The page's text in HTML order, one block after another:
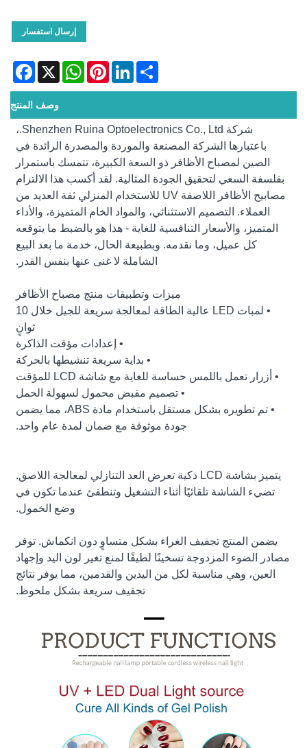
إرسال استفسار
X
WhatsAppPinterestLinkedInShare
وصف المنتج
شركة Shenzhen Ruina Optoelectronics Co., Ltd.،
باعتبارها الشركة المصنعة والموردة والمصدرة الرائدة في
الصين لمصباح الأظافر ذو السعة الكبيرة، تتمسك باستمرار
بفلسفة السعي لتحقيق الجودة المثالية. لقد أكسب هذا الالتزام
مصابيح الأظافر اللاصقة UV للاستخدام المنزلي ثقة العديد من
العملاء. التصميم الاستثنائي، والمواد الخام المتميزة، والأداء
المتميز، والأسعار التنافسية للغاية - هذا هو بالضبط ما يتوقعه
كل عميل، وما نقدمه. وبطبيعة الحال، خدمة ما بعد البيع
الشاملة لا غنى عنها بنفس القدر.
ميزات وتطبيقات منتج مصباح الأظافر
• لمبات LED عالية الطاقة لمعالجة سريعة للجيل خلال 10
ثوانٍ
• إعدادات مؤقت الذاكرة
• بداية سريعة تنشيطها بالحركة
• أزرار تعمل باللمس حساسة للغاية مع شاشة LCD للمؤقت
• تصميم مقبض محمول لسهولة الحمل
• تم تطويره بشكل مستقل باستخدام مادة ABS، مما يضمن
جودة موثوقة مع ضمان لمدة عام واحد.
يتميز بشاشة LCD ذكية تعرض العد التنازلي لمعالجة اللاصق.
تضيء الشاشة تلقائيًا أثناء التشغيل وتنطفئ عندما تكون في
وضع الخمول.
يضمن المنتج تجفيف الغراء بشكل متساوٍ دون انكماش. توفر
مصادر الضوء المزدوجة تسخينًا لطيفًا لمنع تغير لون اليد وإجهاد
العين، وهي مناسبة لكل من اليدين والقدمين، مما يوفر نتائج
تجفيف سريعة بشكل ملحوظ.